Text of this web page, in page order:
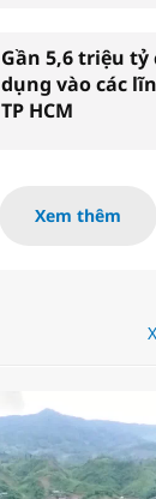
Gần 5,6 triệu
dụng vào các
TP HCM
Xem thêm